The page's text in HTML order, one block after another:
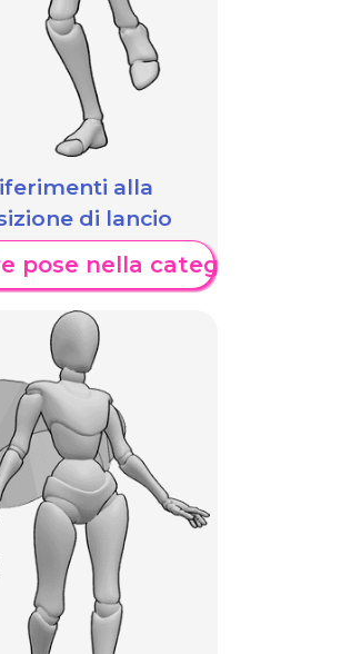
alla
di lancio
pose nella categoria